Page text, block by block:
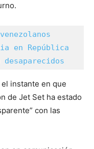
en República
desaparecidos
instante en que
de Jet Set ha estado
con las